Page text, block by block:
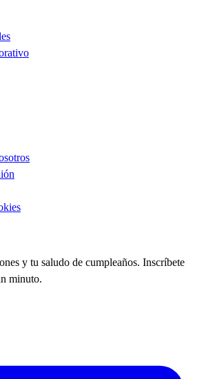
y tu saludo de cumpleaños. Inscríbete
minuto.